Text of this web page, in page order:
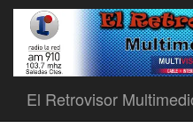
El Retrovisor